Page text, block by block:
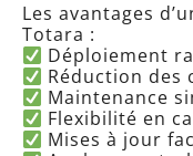
Les avantages
Totara :
Déploiement
Réduction des
Maintenance
Flexibilité en
Mises à jour